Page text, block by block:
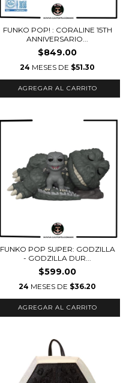
FUNKO POP! : CORALINE 15TH
ANNIVERSARIO...
$849.00
24 MESES DE $51.30
FUNKO POP SUPER: GODZILLA
- GODZILLA DUR...
$599.00
24 MESES DE $36.20